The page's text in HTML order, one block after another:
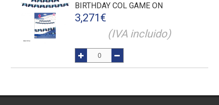
BIRTHDAY COL GAME ON
3,271 €
(IVA incluido)